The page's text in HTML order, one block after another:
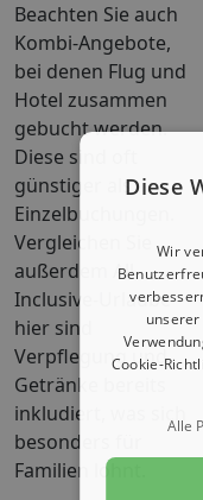
Beachten Sie auch
Kombi-Angebote,
bei denen Flug und
Hotel zusammen
gebucht werden.
Diese sind oft
günstiger als
Einzelbuchungen.
Vergleichen Sie
außerdem All-
Inclusive-Urlaube –
hier sind
Verpflegung und
Getränke bereits
inkludiert, was sich
besonders für
Familien lohnt.
Diese
Wir
Cookie-
Alle